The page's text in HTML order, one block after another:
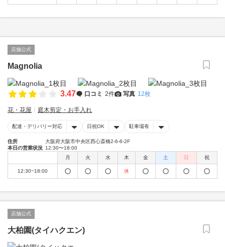
店舗公式
Magnolia
3.47 口コミ 2件 写真 12枚
花・花屋 庭木剪定・お手入れ
配達・デリバリー対応 日祝OK 駐車場有
住所
大阪府大阪市中央区西心斎橋2-6-6-2F
本日の営業状況 12:30〜18:00
月
火 水 木 金 土 日 祝
12:30~18:00 休
店舗公式
大柏園(タイハクエン)